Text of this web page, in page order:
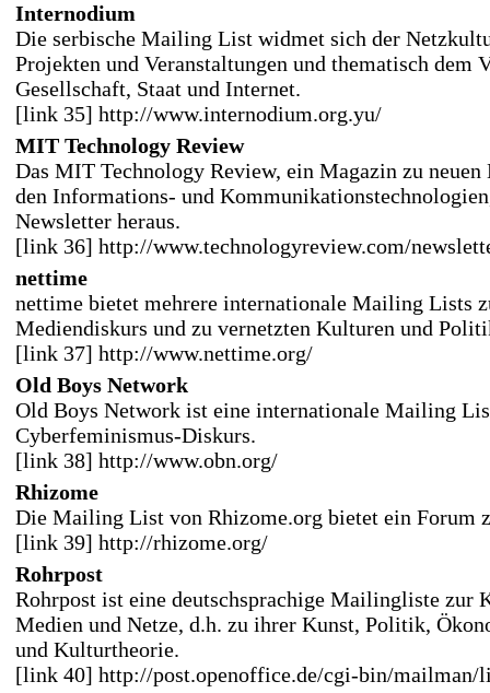
Internodium
Die serbische Mailing List widmet sich der
Projekten und Veranstaltungen und thematisch dem
Gesellschaft, Staat und Internet.
[link 35] http://www.internodium.org.yu/
MIT Technology Review
Das MIT Technology Review, ein Magazin zu
den Informations- und
Newsletter heraus.
[link 36] http://www.technologyreview.com/
nettime
nettime bietet mehrere internationale Mailing Lists
Mediendiskurs und zu vernetzten Kulturen und
[link 37] http://www.nettime.org/
Old Boys Network
Old Boys Network ist eine internationale Mailing
Cyberfeminismus-Diskurs.
[link 38] http://www.obn.org/
Rhizome
Die Mailing List von Rhizome.org bietet ein Forum
[link 39] http://rhizome.org/
Rohrpost
Rohrpost ist eine deutschsprachige Mailingliste zur
Medien und Netze, d.h. zu ihrer Kunst, Politik,
und Kulturtheorie.
[link 40] http://post.openoffice.de/cgi-bin/mailman/